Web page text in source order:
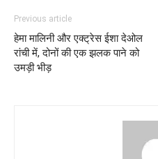
Previous article
हेमा मालिनी और एक्ट्रेस ईशा देओल
रांची में, दोनों की एक झलक पाने को
उमड़ी भीड़